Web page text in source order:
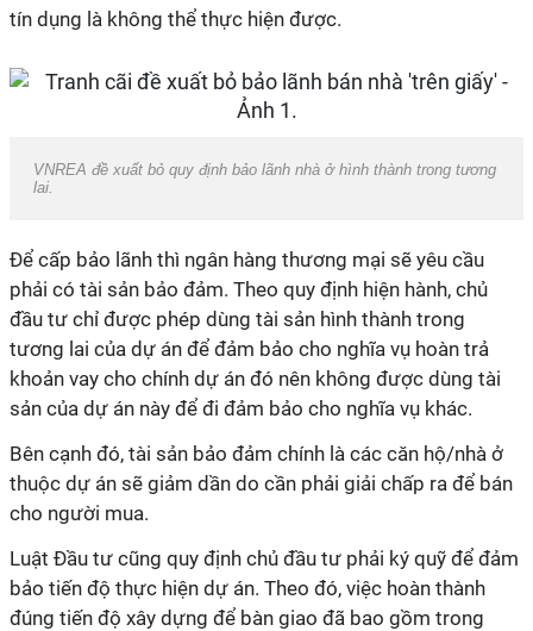
tín dụng là không thể thực hiện được.
VNREA đề xuất bỏ quy định bảo lãnh nhà ở hình thành trong tương
lai.
Để cấp bảo lãnh thì ngân hàng thương mại sẽ yêu cầu
phải có tài sản bảo đảm. Theo quy định hiện hành, chủ
đầu tư chỉ được phép dùng tài sản hình thành trong
tương lai của dự án để đảm bảo cho nghĩa vụ hoàn trả
khoản vay cho chính dự án đó nên không được dùng tài
sản của dự án này để đi đảm bảo cho nghĩa vụ khác.
Bên cạnh đó, tài sản bảo đảm chính là các căn hộ/nhà ở
thuộc dự án sẽ giảm dần do cần phải giải chấp ra để bán
cho người mua.
Luật Đầu tư cũng quy định chủ đầu tư phải ký quỹ để đảm
bảo tiến độ thực hiện dự án. Theo đó, việc hoàn thành
đúng tiến độ xây dựng để bàn giao đã bao gồm trong